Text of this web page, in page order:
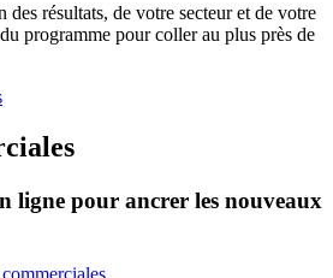
résultats, de votre secteur et de votre
programme pour coller au plus près de
ligne pour ancrer les nouveaux